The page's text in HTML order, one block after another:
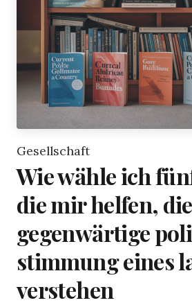
Gesellschaft
Wie wähle ich
die mir helfen, die
gegenwärtige
stimmung eines
verstehen